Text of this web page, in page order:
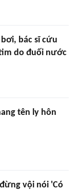
bác sĩ cứu
do đuối nước
tên ly hôn
vội nói 'Có